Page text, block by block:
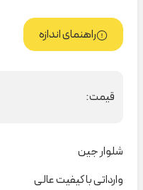
راهنمای اندازه
قیمت:
شلوار جین
وارداتی با کیفیت عالی